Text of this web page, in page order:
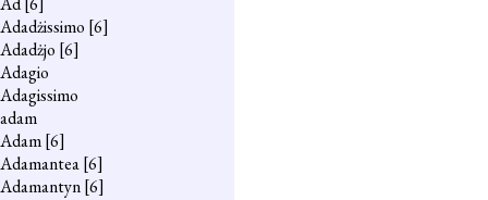
Adadżissimo [6]
Adadżjo [6]
Adagio
Adagissimo
adam
Adam[6]
Adamantea[6]
Adamantyn[6]